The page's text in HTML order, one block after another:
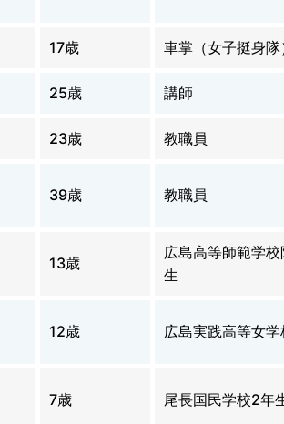
17歳 車掌（女子挺身隊
25歳 講師
23歳 教職員
39歳 教職員
13歳
広島高等師範学
生
12歳 広島実践高等女学
7歳 尾長国民学校2年